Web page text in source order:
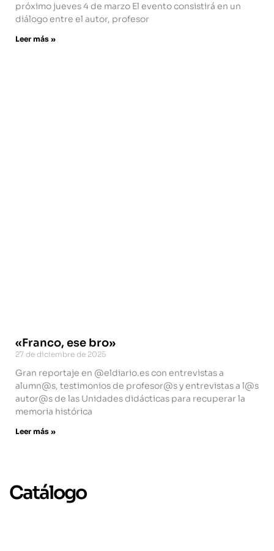
próximo jueves 4 de marzo El evento consistirá en un
diálogo entre el autor, profesor
Leer más »
«Franco, ese bro»
27 de diciembre de 2025
Gran reportaje en @eldiario.es con entrevistas a
alumn@s, testimonios de profesor@s y entrevistas a l@s
autor@s de las Unidades didácticas para recuperar la
memoria histórica
Leer más »
Catálogo